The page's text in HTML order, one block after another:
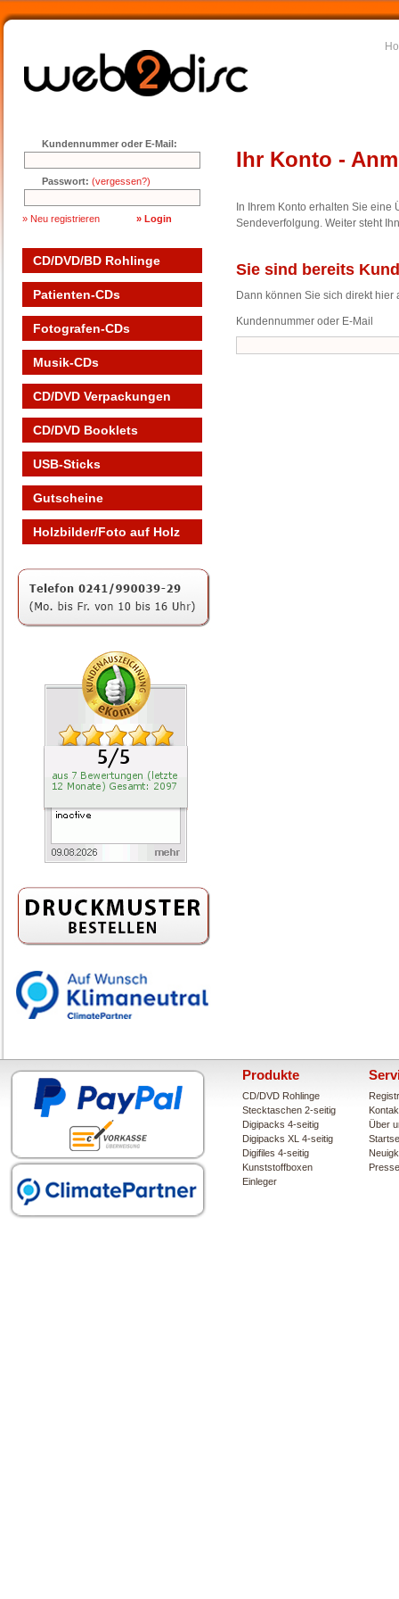
Kundennummer oder E-Mail:
Passwort: (vergessen?)
» Neu registrieren
CD/DVD/BD Rohlinge
Patienten-CDs
Fotografen-CDs
Musik-CDs
CD/DVD Verpackungen
CD/DVD Booklets
USB-Sticks
Gutscheine
Holzbilder/Foto auf Holz
Ihr Konto -
In Ihrem Konto erhalten Sie eine
Sendeverfolgung. Weiter steht
Sie sind bereits
Dann können Sie sich direkt hier
Kundennummer oder E-Mail
Produkte
CD/DVD Rohlinge
Stecktaschen 2-seitig
Digipacks 4-seitig
Digipacks XL 4-seitig
Digifiles 4-seitig
Kunststoffboxen
Einleger
Über